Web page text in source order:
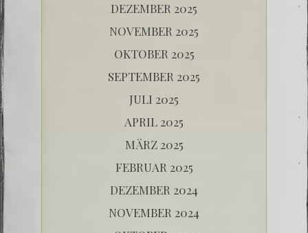
DEZEMBER 2025
NOVEMBER 2025
OKTOBER 2025
SEPTEMBER 2025
JULI 2025
APRIL 2025
MÄRZ 2025
FEBRUAR 2025
DEZEMBER 2024
NOVEMBER 2024